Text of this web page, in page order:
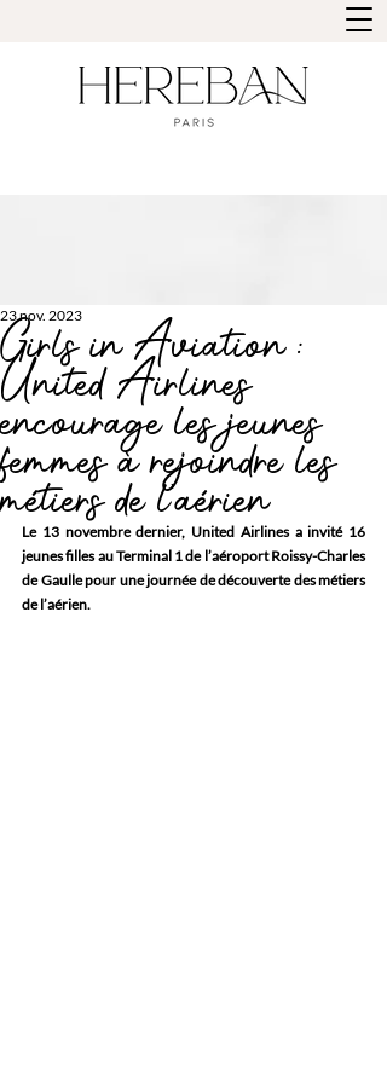
Girls in Aviation :
United Airlines
encourage les jeunes
femmes à rejoindre les
métiers de l’aérien
23 nov. 2023
Le 13 novembre dernier, United Airlines a invité 16
jeunes filles au Terminal 1 de l’aéroport Roissy-Charles
de Gaulle pour une journée de découverte des métiers
de l’aérien.